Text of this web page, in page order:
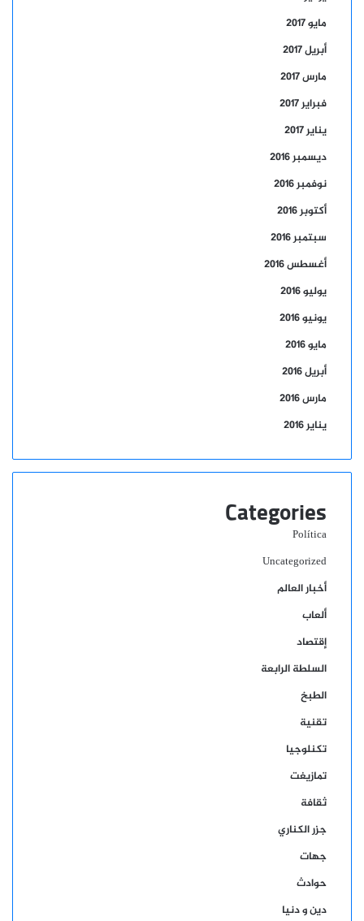
مايو 2017
أبريل 2017
مارس 2017
فبراير 2017
يناير 2017
ديسمبر 2016
نوفمبر 2016
أكتوبر 2016
سبتمبر 2016
أغسطس 2016
يوليو 2016
يونيو 2016
مايو 2016
أبريل 2016
مارس 2016
يناير 2016
Categories
Política
Uncategorized
أخبار العالم
ألعاب
إقتصاد
السلطة الرابعة
الطبخ
تقنية
تكنلوجيا
تمازيغت
ثقافة
جزر الكناري
جهات
حوادث
دين و دنيا